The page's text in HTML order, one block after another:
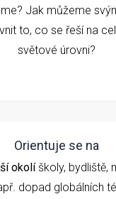
Jak můžeme
to, co se řeší na
světové úrovni?
Orientuje se na
okolíškoly, bydliště,
dopad globálních